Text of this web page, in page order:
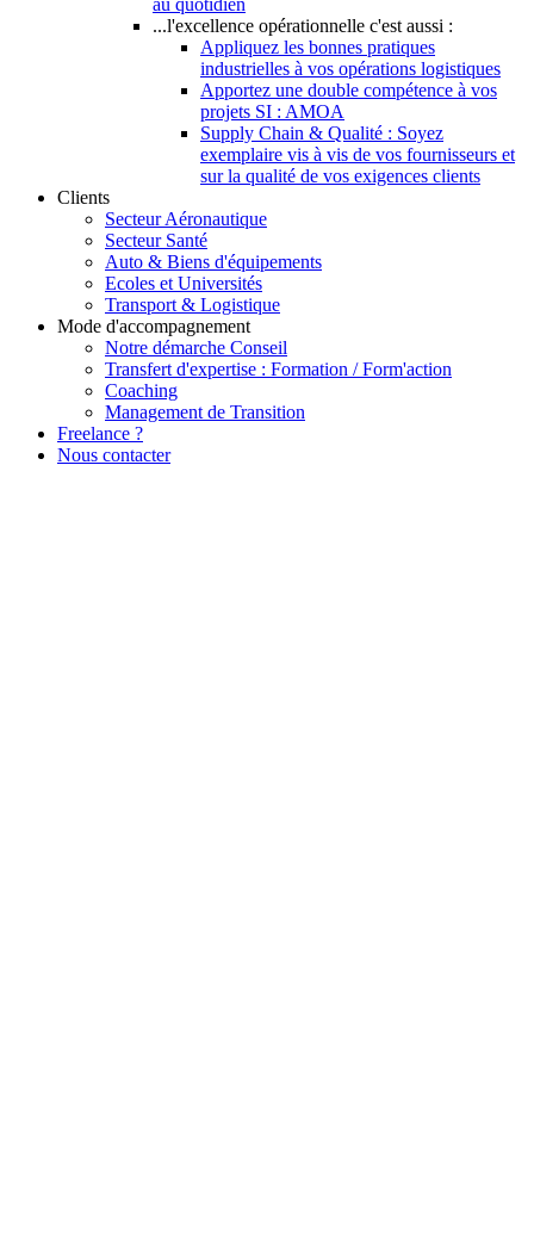
...l'excellence opérationnelle c'est aussi :
Appliquez les bonnes pratiques
industrielles à vos opérations logistiques
Apportez une double compétence à vos
projets SI : AMOA
Supply Chain & Qualité : Soyez
exemplaire vis à vis de vos fournisseurs et
sur la qualité de vos exigences clients
Clients
Secteur Aéronautique
Secteur Santé
Auto & Biens d'équipements
Ecoles et Universités
Transport & Logistique
Mode d'accompagnement
Notre démarche Conseil
Transfert d'expertise : Formation / Form'action
Coaching
Management de Transition
Freelance ?
Nous contacter